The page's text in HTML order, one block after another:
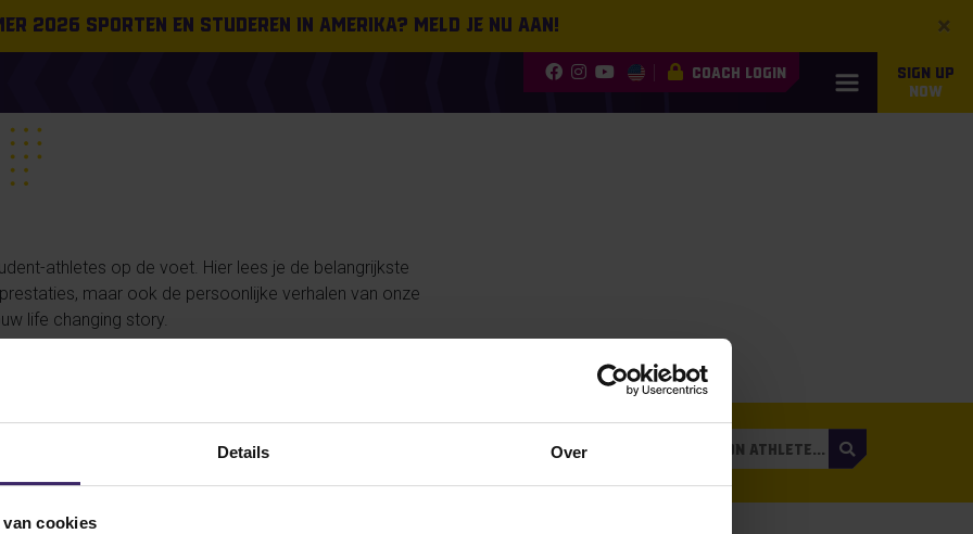
Details Over
cookies
×
2026 sporten en studeren in Amerika? Meld je nu aan!
COACH LOGIN
SIGN UP
NOW
athletes op de voet. Hier lees je de belangrijkste
maar ook de persoonlijke verhalen van onze
life changing story.
PLACEMENT